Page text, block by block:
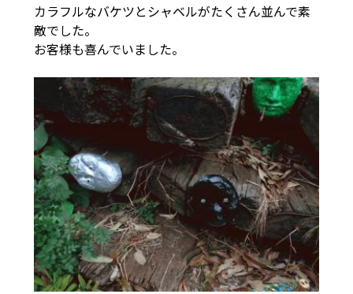
カラフルなバケツとシャベルがたくさん並んで素
敵でした。
お客様も喜んでいました。